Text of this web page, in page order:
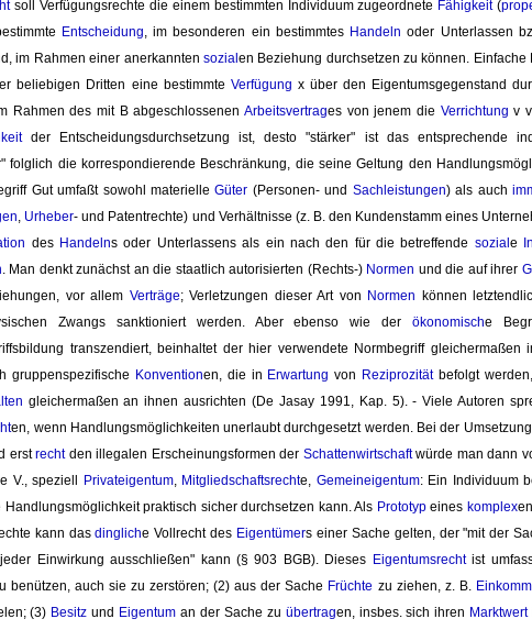
soll Verfügungsrechte die einem bestimmten Individuum zugeordnete Fähigkeit(
Entscheidung, im besonderen ein bestimmtes Handeln oder Unterlassen
im Rahmen einer anerkannten sozial en Beziehung durchsetzen zu können. Einfache
beliebigen Dritten eine bestimmte Verfügung x über den Eigentumsgegenstand
Rahmen des mit B abgeschlossenen Arbeitsvertrages von jenem die Verrichtung v
der Entscheidungsdurchsetzung ist, desto "stärker" ist das entsprechende
folglich die korrespondierende Beschränkung, die seine Geltung den
Gut umfaßt sowohl materielleGüter (Personen- und Sachleistungen) als auch
, Urheber- und Patentrechte) und Verhältnisse (z. B. den Kundenstamm eines
des Handelns oder Unterlassens als ein nach den für die betreffende sozial e
. Man denkt zunächst an die staatlich autorisierten (Rechts-) Normen und die auf ihrer
vor allem Verträge; Verletzungen dieser Art von Normen können
Zwangs sanktioniert werden. Aber ebenso wie der ökonomische
transzendiert, beinhaltet der hier verwendete Normbegriff gleichermaßen
gruppenspezifische Konventionen, die in Erwartung von Reziprozitätbefolgt
gleichermaßen an ihnen ausrichten (De Jasay 1991, Kap. 5). - Viele Autoren
en, wenn Handlungsmöglichkeiten unerlaubt durchgesetzt werden. Bei der
erstrechtden illegalen Erscheinungsformen der Schattenwirtschaftwürde man dann
V., speziell Privateigentum, Mitgliedschaftsrechte, Gemeineigentum: Ein Individuum
praktisch sicher durchsetzen kann. Als Prototypeines komplex
kann dasdingliche Vollrecht des Eigentümers einer Sache gelten, der "mit der
Einwirkung ausschließen" kann (§ 903 BGB). Dieses Eigentumsrechtist
benützen, auch sie zu zerstören; (2) aus der Sache Früchte zu ziehen, z. B.
(3) Besitz und Eigentum an der Sache zu übertragen, insbes. sich ihren Marktwert